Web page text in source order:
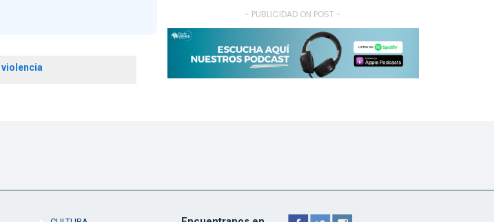
violencia
- PUBLICIDAD ON POST -